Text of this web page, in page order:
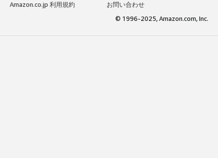
Amazon.co.jp 利用規約
お問い合わせ
© 1996-2025, Amazon.com, Inc.